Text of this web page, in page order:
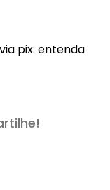
pix: entenda